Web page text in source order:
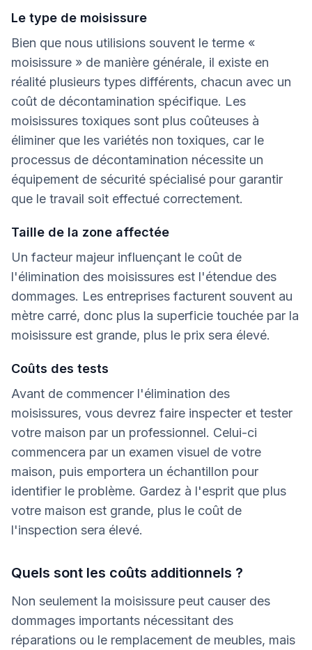
Le type de moisissure
Bien que nous utilisions souvent le terme «
moisissure » de manière générale, il existe en
réalité plusieurs types différents, chacun avec un
coût de décontamination spécifique. Les
moisissures toxiques sont plus coûteuses à
éliminer que les variétés non toxiques, car le
processus de décontamination nécessite un
équipement de sécurité spécialisé pour garantir
que le travail soit effectué correctement.
Taille de la zone affectée
Un facteur majeur influençant le coût de
l'élimination des moisissures est l'étendue des
dommages. Les entreprises facturent souvent au
mètre carré, donc plus la superficie touchée par la
moisissure est grande, plus le prix sera élevé.
Coûts des tests
Avant de commencer l'élimination des
moisissures, vous devrez faire inspecter et tester
votre maison par un professionnel. Celui-ci
commencera par un examen visuel de votre
maison, puis emportera un échantillon pour
identifier le problème. Gardez à l'esprit que plus
votre maison est grande, plus le coût de
l'inspection sera élevé.
Quels sont les coûts additionnels ?
Non seulement la moisissure peut causer des
dommages importants nécessitant des
réparations ou le remplacement de meubles, mais